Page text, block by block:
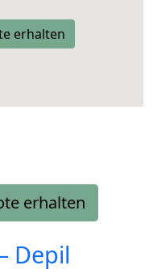
erhalten
erhalten
Depil